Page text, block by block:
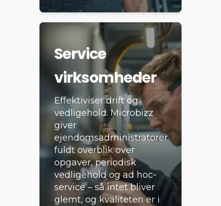
Service
virksomheder
Effektiviser drift og
vedligehold. Microbizz
giver
ejendomsadministratorer
fuldt overblik over
opgaver, periodisk
vedligehold og ad hoc-
service – så intet bliver
glemt, og kvaliteten er i